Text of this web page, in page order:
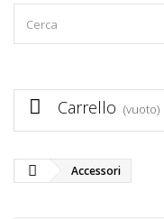
Carrello (vuoto)
Accessori